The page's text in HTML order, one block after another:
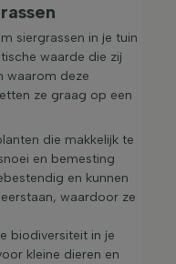
siergrassen in je tuin
waarde die zij
waarom deze
ze graag op een
die makkelijk te
en bemesting
en kunnen
waardoor ze
biodiversiteit in je
kleine dieren en